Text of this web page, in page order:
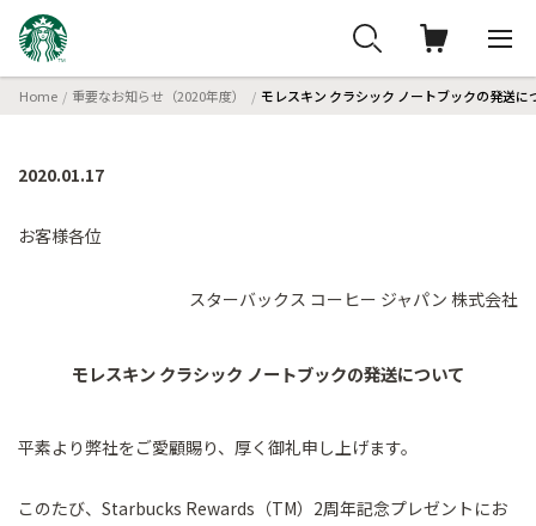
Home 重要なお知らせ（2020年度） モレスキン クラシック ノートブックの発送に
2020.01.17
お客様各位
スターバックス コーヒー ジャパン 株式会社
モレスキン クラシック ノートブックの発送について
平素より弊社をご愛顧賜り、厚く御礼申し上げます。
このたび、Starbucks Rewards（TM）2周年記念プレゼントにお